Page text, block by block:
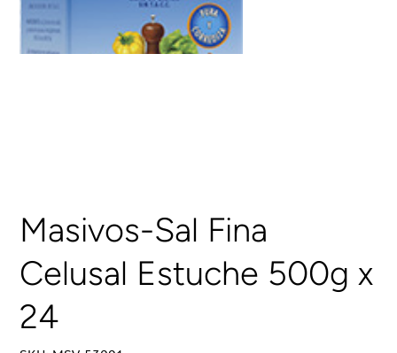
Masivos-Sal Fina
Celusal Estuche 500g x
24
SKU